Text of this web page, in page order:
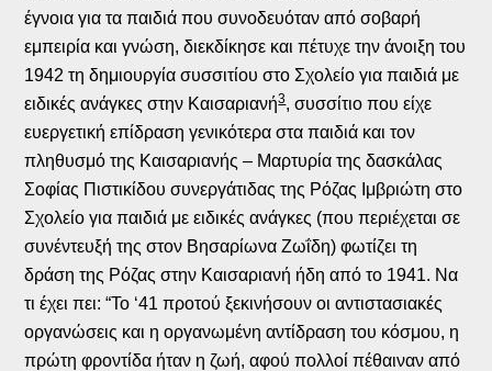
έγνοια για τα παιδιά που συνοδευόταν από σοβαρή
εμπειρία και γνώση, διεκδίκησε και πέτυχε την άνοιξη του
1942 τη δημιουργία συσσιτίου στο Σχολείο για παιδιά με
ειδικές ανάγκες στην Καισαριανή3, συσσίτιο που είχε
ευεργετική επίδραση γενικότερα στα παιδιά και τον
πληθυσμό της Καισαριανής – Μαρτυρία της δασκάλας
Σοφίας Πιστικίδου συνεργάτιδας της Ρόζας Ιμβριώτη στο
Σχολείο για παιδιά με ειδικές ανάγκες (που περιέχεται σε
συνέντευξή της στον Βησαρίωνα Ζωΐδη) φωτίζει τη
δράση της Ρόζας στην Καισαριανή ήδη από το 1941. Να
τι έχει πει: “Το ‘41 προτού ξεκινήσουν οι αντιστασιακές
οργανώσεις και η οργανωμένη αντίδραση του κόσμου, η
πρώτη φροντίδα ήταν η ζωή, αφού πολλοί πέθαιναν από